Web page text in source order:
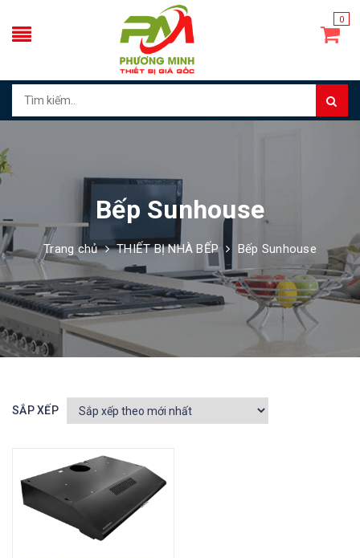
0
Bếp Sunhouse
Trang chủ THIẾT BỊ NHÀ BẾP Bếp Sunhouse
SẮP XẾP